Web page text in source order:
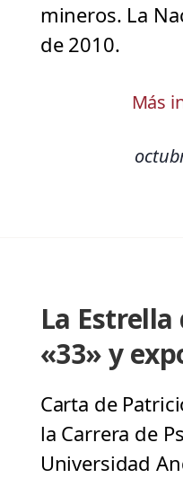
mineros. La
de 2010.
Más
La Estrella
«33» y
Carta de
la Carrera de
Universidad